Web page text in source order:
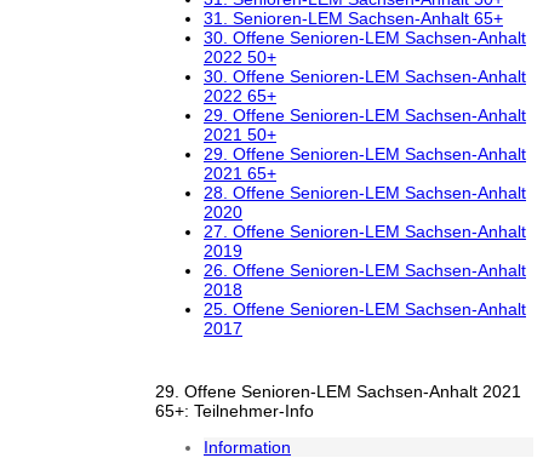
31. Senioren-LEM Sachsen-Anhalt 65+
30. Offene Senioren-LEM Sachsen-Anhalt
2022 50+
30. Offene Senioren-LEM Sachsen-Anhalt
2022 65+
29. Offene Senioren-LEM Sachsen-Anhalt
2021 50+
29. Offene Senioren-LEM Sachsen-Anhalt
2021 65+
28. Offene Senioren-LEM Sachsen-Anhalt
2020
27. Offene Senioren-LEM Sachsen-Anhalt
2019
26. Offene Senioren-LEM Sachsen-Anhalt
2018
25. Offene Senioren-LEM Sachsen-Anhalt
2017
29. Offene Senioren-LEM Sachsen-Anhalt 2021
65+: Teilnehmer-Info
Information